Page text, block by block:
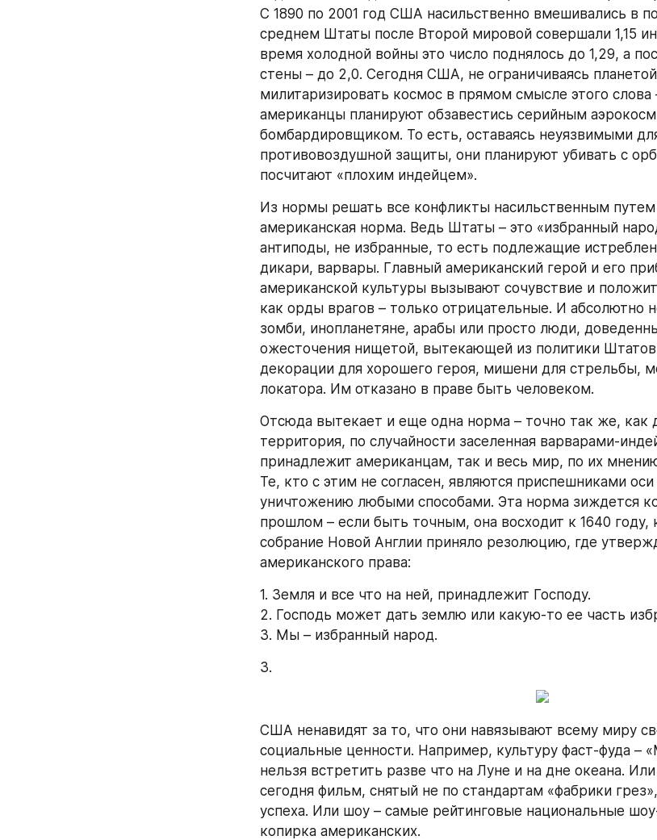
С 1890 по 2001 год США насильственно вмешивались в
среднем Штаты после Второй мировой совершали 1,15
время холодной войны это число поднялось до 1,29, а
стены – до 2,0. Сегодня США, не ограничиваясь
милитаризировать космос в прямом смысле этого слова
американцы планируют обзавестись серийным
бомбардировщиком. То есть, оставаясь неуязвимыми
противовоздушной защиты, они планируют убивать с
посчитают «плохим индейцем».
Из нормы решать все конфликты насильственным путем
американская норма. Ведь Штаты – это «избранный
антиподы, не избранные, то есть подлежащие
дикари, варвары. Главный американский герой и его
американской культуры вызывают сочувствие и
как орды врагов – только отрицательные. И абсолютно
зомби, инопланетяне, арабы или просто люди,
ожесточения нищетой, вытекающей из политики
декорации для хорошего героя, мишени для стрельбы,
локатора. Им отказано в праве быть человеком.
Отсюда вытекает и еще одна норма – точно так же, как
территория, по случайности заселенная варварами-
принадлежит американцам, так и весь мир, по их
Те, кто с этим не согласен, являются приспешниками
уничтожению любыми способами. Эта норма зиждется
прошлом – если быть точным, она восходит к 1640 году,
собрание Новой Англии приняло резолюцию, где
американского права:
1. Земля и все что на ней, принадлежит Господу.
2. Господь может дать землю или какую-то ее часть
3. Мы – избранный народ.
3.
США ненавидят за то, что они навязывают всему миру
социальные ценности. Например, культуру фаст-фуда –
нельзя встретить разве что на Луне и на дне океана.
сегодня фильм, снятый не по стандартам «фабрики
успеха. Или шоу – самые рейтинговые национальные
копирка американских.